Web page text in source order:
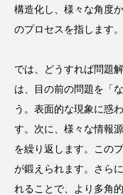
構造化し、様々な角度
のプロセスを指します。
では、どうすれば問題
は、目の前の問題を「
う。表面的な現象に惑
す。次に、様々な情報
を繰り返します。この
が鍛えられます。さら
れることで、より多角